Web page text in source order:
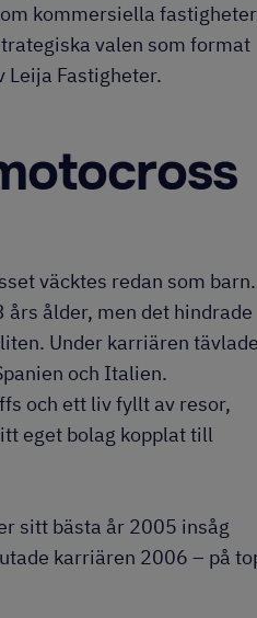
kommersiella
valen som format
Leija Fastigheter.
väcktes redan som barn.
ålder, men det hindrade
Under karriären tävlade
och Italien.
och ett liv fyllt av resor,
eget bolag kopplat till
sitt bästa år 2005 insåg
karriären 2006 – på